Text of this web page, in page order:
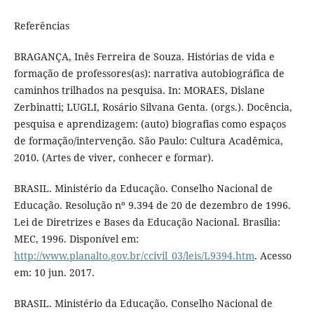
Referências
BRAGANÇA, Inês Ferreira de Souza. Histórias de vida e
formação de professores(as): narrativa autobiográfica de
caminhos trilhados na pesquisa. In: MORAES, Dislane
Zerbinatti; LUGLI, Rosário Silvana Genta. (orgs.). Docência,
pesquisa e aprendizagem: (auto) biografias como espaços
de formação/intervenção. São Paulo: Cultura Acadêmica,
2010. (Artes de viver, conhecer e formar).
BRASIL. Ministério da Educação. Conselho Nacional de
Educação. Resolução nº 9.394 de 20 de dezembro de 1996.
Lei de Diretrizes e Bases da Educação Nacional. Brasília:
MEC, 1996. Disponível em:
http://www.planalto.gov.br/ccivil_03/leis/L9394.htm. Acesso
em: 10 jun. 2017.
BRASIL. Ministério da Educação. Conselho Nacional de